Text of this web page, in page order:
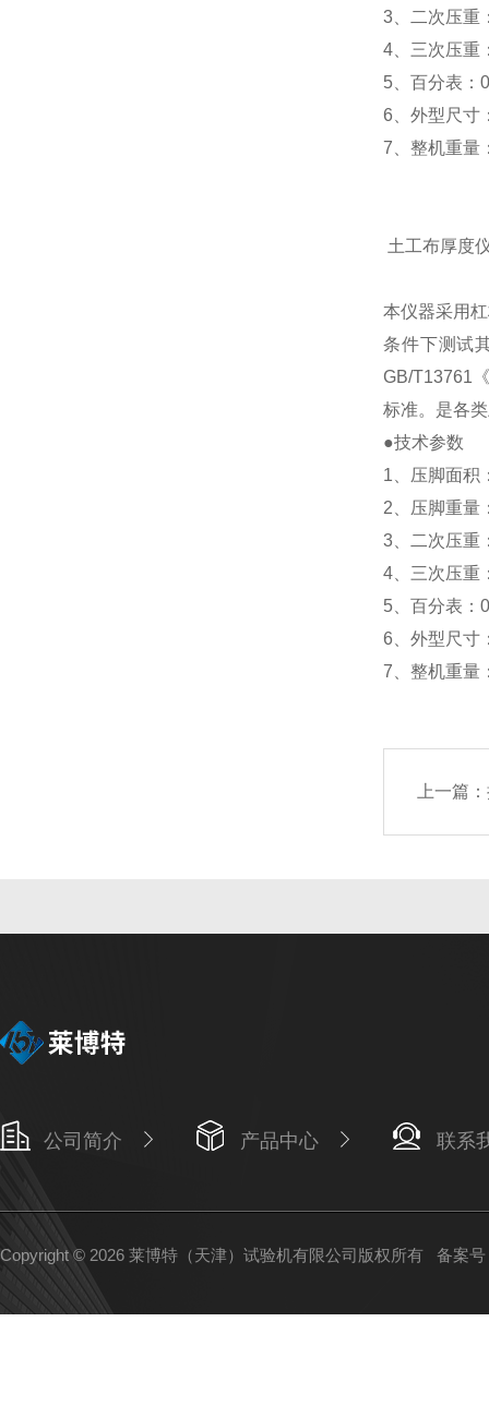
3、二次压重
4、三次压重
5、百分表：
6、外型尺
7、整机重量
土工布厚度
本仪器采用
条件下测试
GB/T13761
标准。是各
●技术参数
1、压脚面积
2、压脚重量
3、二次压重
4、三次压重
5、百分表：
6、外型尺
7、整机重量
上一篇：
公司简介 产品中心 联系
Copyright © 2026 莱博特（天津）试验机有限公司版权所有 备案号